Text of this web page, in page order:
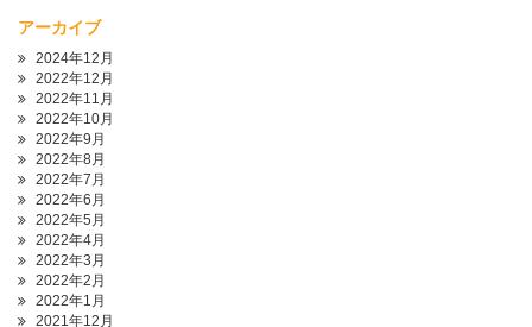
アーカイブ
2024年12月
2022年12月
2022年11月
2022年10月
2022年9月
2022年8月
2022年7月
2022年6月
2022年5月
2022年4月
2022年3月
2022年2月
2022年1月
2021年12月